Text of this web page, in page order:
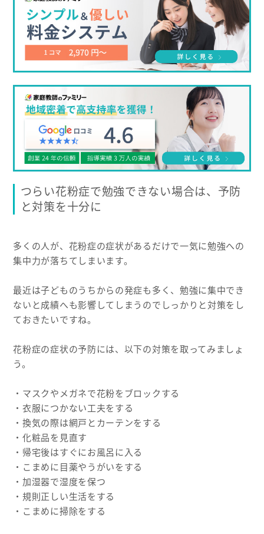
つらい花粉症で勉強できない場合は、予防
と対策を十分に
多くの人が、花粉症の症状があるだけで一気に勉強への
集中力が落ちてしまいます。
最近は子どものうちからの発症も多く、勉強に集中でき
ないと成績へも影響してしまうのでしっかりと対策をし
ておきたいですね。
花粉症の症状の予防には、以下の対策を取ってみましょ
う。
・マスクやメガネで花粉をブロックする
・衣服につかない工夫をする
・換気の際は網戸とカーテンをする
・化粧品を見直す
・帰宅後はすぐにお風呂に入る
・こまめに目薬やうがいをする
・加湿器で湿度を保つ
・規則正しい生活をする
・こまめに掃除をする